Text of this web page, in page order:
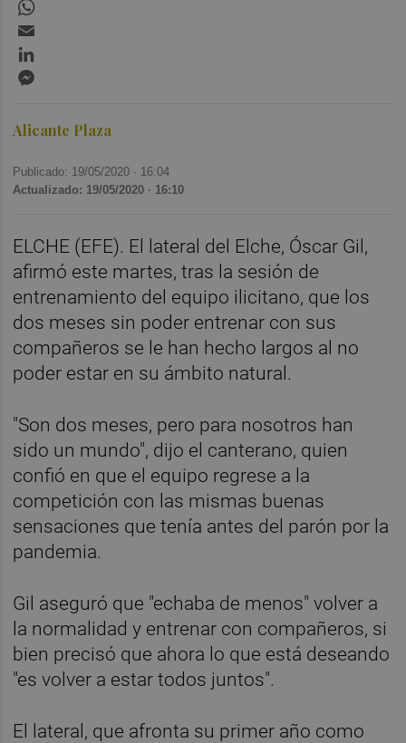
Alicante Plaza
Publicado: 19/05/2020 · 16:04
Actualizado: 19/05/2020 · 16:10
ELCHE (EFE). El lateral del Elche, Óscar Gil,
afirmó este martes, tras la sesión de
entrenamiento del equipo ilicitano, que los
dos meses sin poder entrenar con sus
compañeros se le han hecho largos al no
poder estar en su ámbito natural.
"Son dos meses, pero para nosotros han
sido un mundo", dijo el canterano, quien
confió en que el equipo regrese a la
competición con las mismas buenas
sensaciones que tenía antes del parón por la
pandemia.
Gil aseguró que "echaba de menos" volver a
la normalidad y entrenar con compañeros, si
bien precisó que ahora lo que está deseando
"es volver a estar todos juntos".
El lateral, que afronta su primer año como